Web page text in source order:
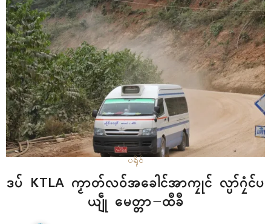
ပရိုၚ်
ဒပ် KTLA ကၟာတ်လဝ်အခေါၚ်အာကၠုၚ် လ္ပာ်ဂၠံၚ်ပ
ယျဵု မေတ္တာ−ထဳခဳ